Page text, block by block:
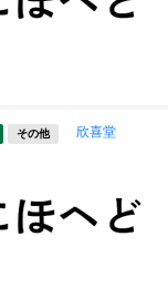
その他 欣喜堂